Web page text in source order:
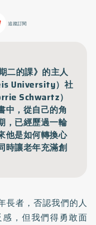
追蹤訂閱
二的課》的主人
University）社
Schwartz）
中，從自己的角
，已經歷過一輪
他是如何轉換心
時讓老年充滿創
長者，否認我們的人
，但我們得勇敢面